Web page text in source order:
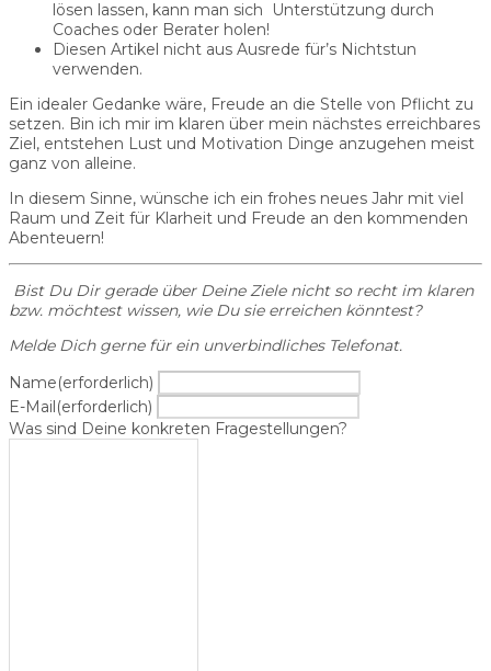
lösen lassen, kann man sich Unterstützung durch
Coaches oder Berater holen!
Diesen Artikel nicht aus Ausrede für’s Nichtstun
verwenden.
Ein idealer Gedanke wäre, Freude an die Stelle von Pflicht zu
setzen. Bin ich mir im klaren über mein nächstes erreichbares
Ziel, entstehen Lust und Motivation Dinge anzugehen meist
ganz von alleine.
In diesem Sinne, wünsche ich ein frohes neues Jahr mit viel
Raum und Zeit für Klarheit und Freude an den kommenden
Abenteuern!
Bist Du Dir gerade über Deine Ziele nicht so recht im klaren
bzw. möchtest wissen, wie Du sie erreichen könntest?
Melde Dich gerne für ein unverbindliches Telefonat.
Name(erforderlich)
E-Mail(erforderlich)
Was sind Deine konkreten Fragestellungen?